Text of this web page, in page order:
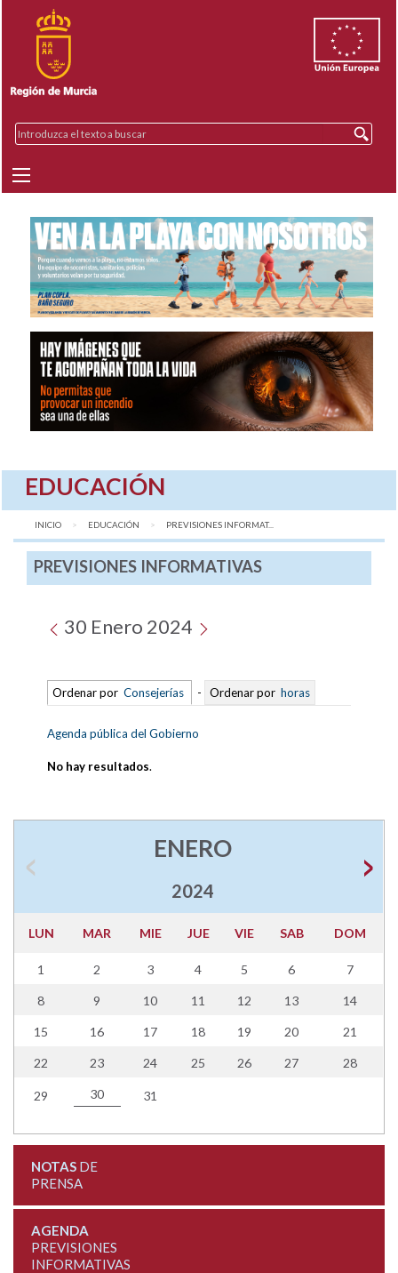
EDUCACIÓN
INICIO EDUCACIÓN AQUÍ:
PREVISIONES INFORMAT...
PREVISIONES INFORMATIVAS
30 Enero 2024
Ordenar por Consejerías - Ordenar por horas
Agenda pública del Gobierno
No hay resultados.
ENERO
2024
LUN MAR MIE JUE VIE SAB DOM
1 2 3 4 5 6 7
8 9 10 11 12 13 14
15 16 17 18 19 20 21
22 23 24 25 26 27 28
29 30 31
NOTASDE
PRENSA
AGENDA
PREVISIONES
INFORMATIVAS